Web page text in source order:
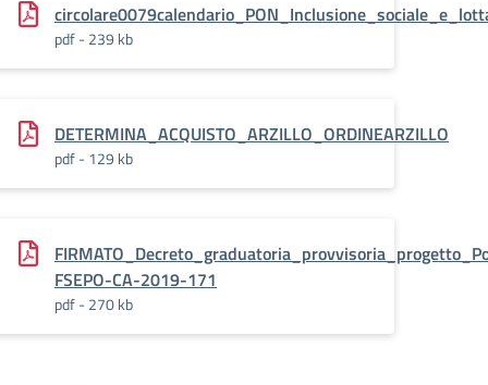
pdf - 239 kb
DETERMINA_ACQUISTO_ARZILLO_ORDINEARZILLO
pdf - 129 kb
FSEPO-CA-2019-171
pdf - 270 kb